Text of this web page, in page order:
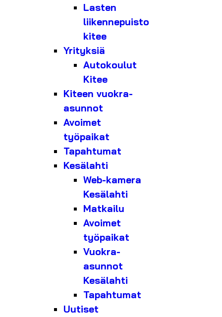
Lasten
liikennepuisto
kitee
Yrityksiä
Autokoulut
Kitee
Kiteen vuokra-
asunnot
Avoimet
työpaikat
Tapahtumat
Kesälahti
Web-kamera
Kesälahti
Matkailu
Avoimet
työpaikat
Vuokra-
asunnot
Kesälahti
Tapahtumat
Uutiset